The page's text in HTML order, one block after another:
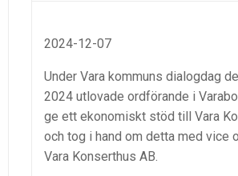
2024-12-07
Under Vara kommuns dialogdag
2024 utlovade ordförande i
ge ett ekonomiskt stöd till Vara
och tog i hand om detta med vice
Vara Konserthus AB.